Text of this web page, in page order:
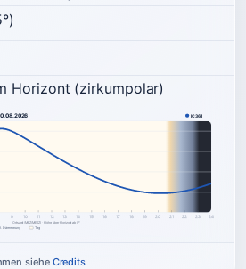
Horizont (zirkumpolar)
9 10 11 12 13 14 15 16 17 18 19 20 21 22 23 24
IC361
Dämmerung Tag
Ortszeit (MEZ/MESZ) · Höhe über Horizont ab 0°
siehe Credits